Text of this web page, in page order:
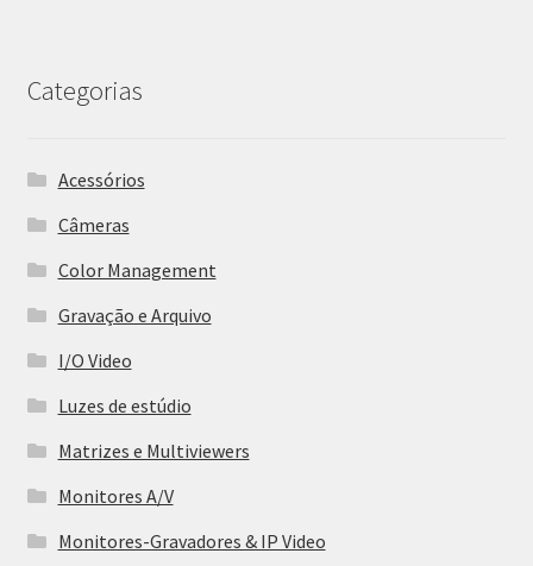
Categorias
Acessórios
Câmeras
Color Management
Gravação e Arquivo
I/O Video
Luzes de estúdio
Matrizes e Multiviewers
Monitores A/V
Monitores-Gravadores & IP Video